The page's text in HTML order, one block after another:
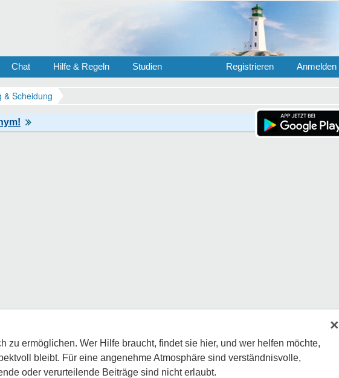
Chat Hilfe & Regeln Studien Anmelden
Registrieren
& Scheidung
×
ermöglichen. Wer Hilfe braucht, findet sie hier, und wer helfen möchte,
bleibt. Für eine angenehme Atmosphäre sind verständnisvolle,
oder verurteilende Beiträge sind nicht erlaubt.